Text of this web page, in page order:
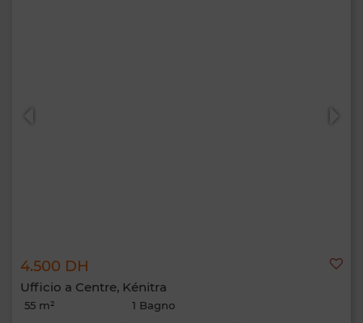
4.500 DH
Ufficio a Centre, Kénitra
55 m² 1 Bagno